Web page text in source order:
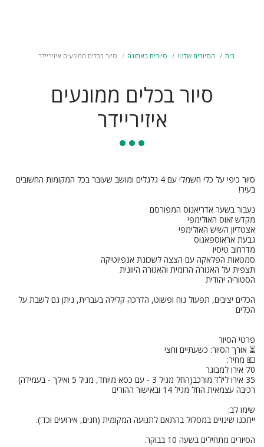
בית הסיורים שלנו! סיורים באתונה סיור בכלים ממונעים איזיריידר
סיור בכלים ממונעים
איזיריידר
סיור כיפי על כלי חשמלי עם 4 גלגלים ומושב שעובר בכל המקומות החשובים
הכלים יציבים, תפעול נוח ופשוט, הדרכה קלילה בעברית, ניתן גם לשבת על